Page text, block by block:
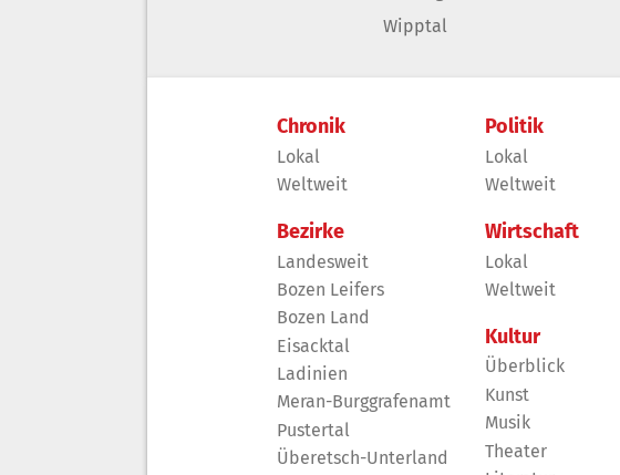
Wipptal
Chronik
Lokal
Weltweit
Bezirke
Landesweit
Bozen Leifers
Bozen Land
Eisacktal
Ladinien
Meran-Burggrafenamt
Pustertal
Überetsch-Unterland
Politik
Lokal
Weltweit
Wirtschaft
Lokal
Weltweit
Kultur
Überblick
Kunst
Musik
Theater